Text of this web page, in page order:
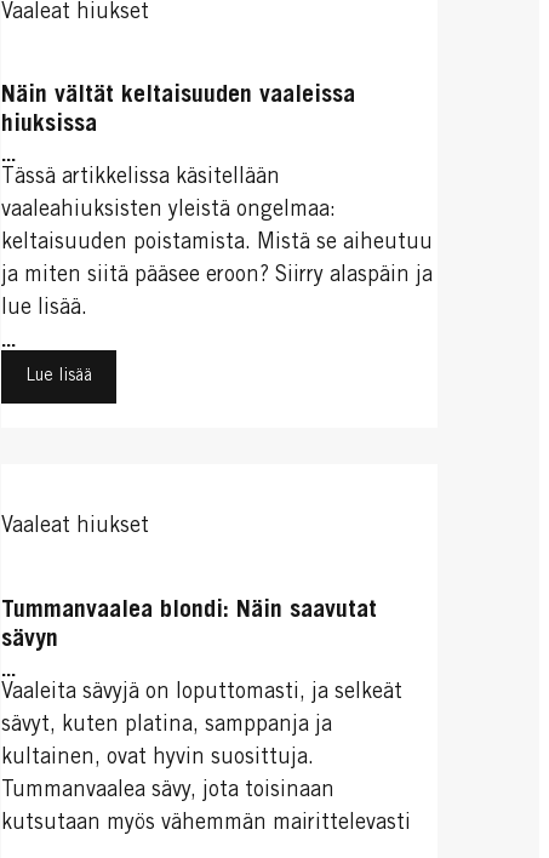
Vaaleat hiukset
Näin vältät keltaisuuden vaaleissa
hiuksissa
...
Tässä artikkelissa käsitellään
vaaleahiuksisten yleistä ongelmaa:
keltaisuuden poistamista. Mistä se aiheutuu
ja miten siitä pääsee eroon? Siirry alaspäin ja
lue lisää.
...
Lue lisää
Vaaleat hiukset
Tummanvaalea blondi: Näin saavutat
sävyn
...
Vaaleita sävyjä on loputtomasti, ja selkeät
sävyt, kuten platina, samppanja ja
kultainen, ovat hyvin suosittuja.
Tummanvaalea sävy, jota toisinaan
kutsutaan myös vähemmän mairittelevasti